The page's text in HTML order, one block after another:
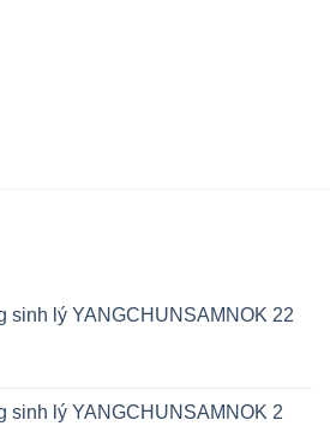
sinh lý YANGCHUNSAMNOK 22
sinh lý YANGCHUNSAMNOK 2